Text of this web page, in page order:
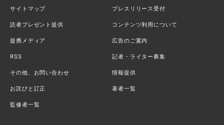
サイトマップ プレスリリース受付
読者プレゼント提供 コンテンツ利用について
提携メディア 広告のご案内
RSS 記者・ライター募集
その他、お問い合わせ 情報提供
お詫びと訂正 著者一覧
監修者一覧